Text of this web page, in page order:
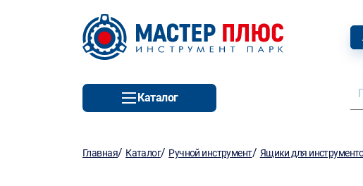
Каталог
Главная/ Каталог/ Ручной инструмент/ Ящики для